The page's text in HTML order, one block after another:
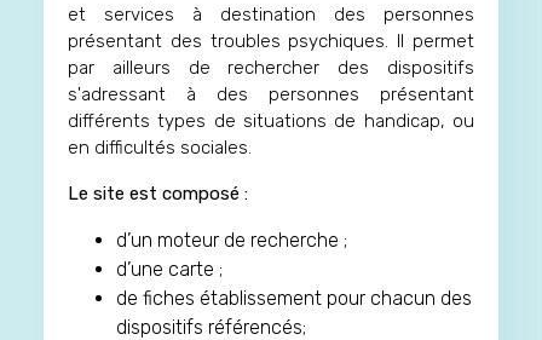
et services à destination des personnes
présentant des troubles psychiques. Il permet
par ailleurs de rechercher des dispositifs
s'adressant à des personnes présentant
différents types de situations de handicap, ou
en difficultés sociales.
Le site est composé :
d’un moteur de recherche ;
d’une carte ;
de fiches établissement pour chacun des
dispositifs référencés;